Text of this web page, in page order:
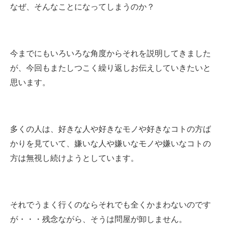
なぜ、そんなことになってしまうのか？
今までにもいろいろな角度からそれを説明してきました
が、今回もまたしつこく繰り返しお伝えしていきたいと
思います。
多くの人は、好きな人や好きなモノや好きなコトの方ば
かりを見ていて、嫌いな人や嫌いなモノや嫌いなコトの
方は無視し続けようとしています。
それでうまく行くのならそれでも全くかまわないのです
が・・・ 残念ながら、そうは問屋が卸しません。